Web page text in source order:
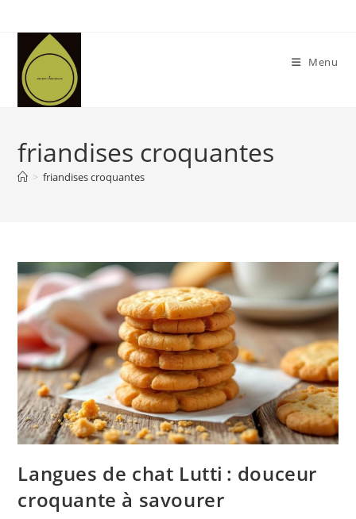
content
Menu
friandises croquantes
> friandises croquantes
Langues de chat Lutti : douceur
croquante à savourer